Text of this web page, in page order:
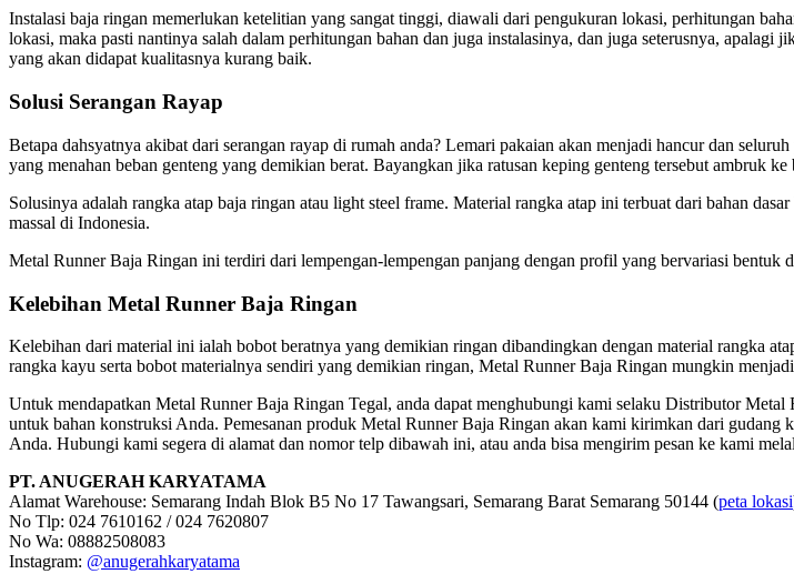
Instalasi baja ringan memerlukan ketelitian yang sangat tinggi, diawali dari pengukuran lokasi, perhitungan
lokasi, maka pasti nantinya salah dalam perhitungan bahan dan juga instalasinya, dan juga seterusnya,
yang akan didapat kualitasnya kurang baik.
Solusi Serangan Rayap
Betapa dahsyatnya akibat dari serangan rayap di rumah anda? Lemari pakaian akan menjadi hancur dan
yang menahan beban genteng yang demikian berat. Bayangkan jika ratusan keping genteng tersebut ambruk
Solusinya adalah rangka atap baja ringan atau light steel frame. Material rangka atap ini terbuat dari bahan
massal di Indonesia.
Metal Runner Baja Ringan ini terdiri dari lempengan-lempengan panjang dengan profil yang bervariasi
Kelebihan Metal Runner Baja Ringan
Kelebihan dari material ini ialah bobot beratnya yang demikian ringan dibandingkan dengan material rangka
rangka kayu serta bobot materialnya sendiri yang demikian ringan, Metal Runner Baja Ringan mungkin
Untuk mendapatkan Metal Runner Baja Ringan Tegal, anda dapat menghubungi kami selaku Distributor
untuk bahan konstruksi Anda. Pemesanan produk Metal Runner Baja Ringan akan kami kirimkan dari
Anda. Hubungi kami segera di alamat dan nomor telp dibawah ini, atau anda bisa mengirim pesan ke kami
PT. ANUGERAH KARYATAMA
Alamat Warehouse: Semarang Indah Blok B5 No 17 Tawangsari, Semarang Barat Semarang 50144 (peta lokasi
No Tlp: 024 7610162 / 024 7620807
No Wa: 08882508083
Instagram: @anugerahkaryatama